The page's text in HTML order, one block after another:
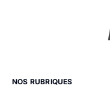
NOS RUBRIQUES